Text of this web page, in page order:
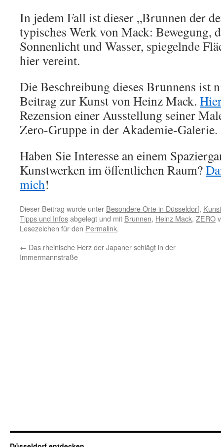
In jedem Fall ist dieser „Brunnen der
typisches Werk von Mack: Bewegung,
Sonnenlicht und Wasser, spiegelnde
hier vereint.
Die Beschreibung dieses Brunnens ist
Beitrag zur Kunst von Heinz Mack.
Rezension einer Ausstellung seiner
Zero-Gruppe in der Akademie-Galerie.
Haben Sie Interesse an einem
Kunstwerken im öffentlichen Raum?
mich!
Dieser Beitrag wurde unter Besondere Orte in Düsseldorf,
Tipps und Infosabgelegt und mit Brunnen, Heinz Mack, ZERO
Lesezeichen für den Permalink.
← Das rheinische Herz der Japaner schlägt in der
Immermannstraße